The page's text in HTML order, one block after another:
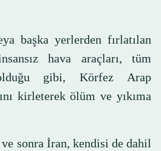
başka yerlerden fırlatılan
hava araçları, tüm
gibi, Körfez Arap
kirleterek ölüm ve yıkıma
ve sonra İran, kendisi de dahil